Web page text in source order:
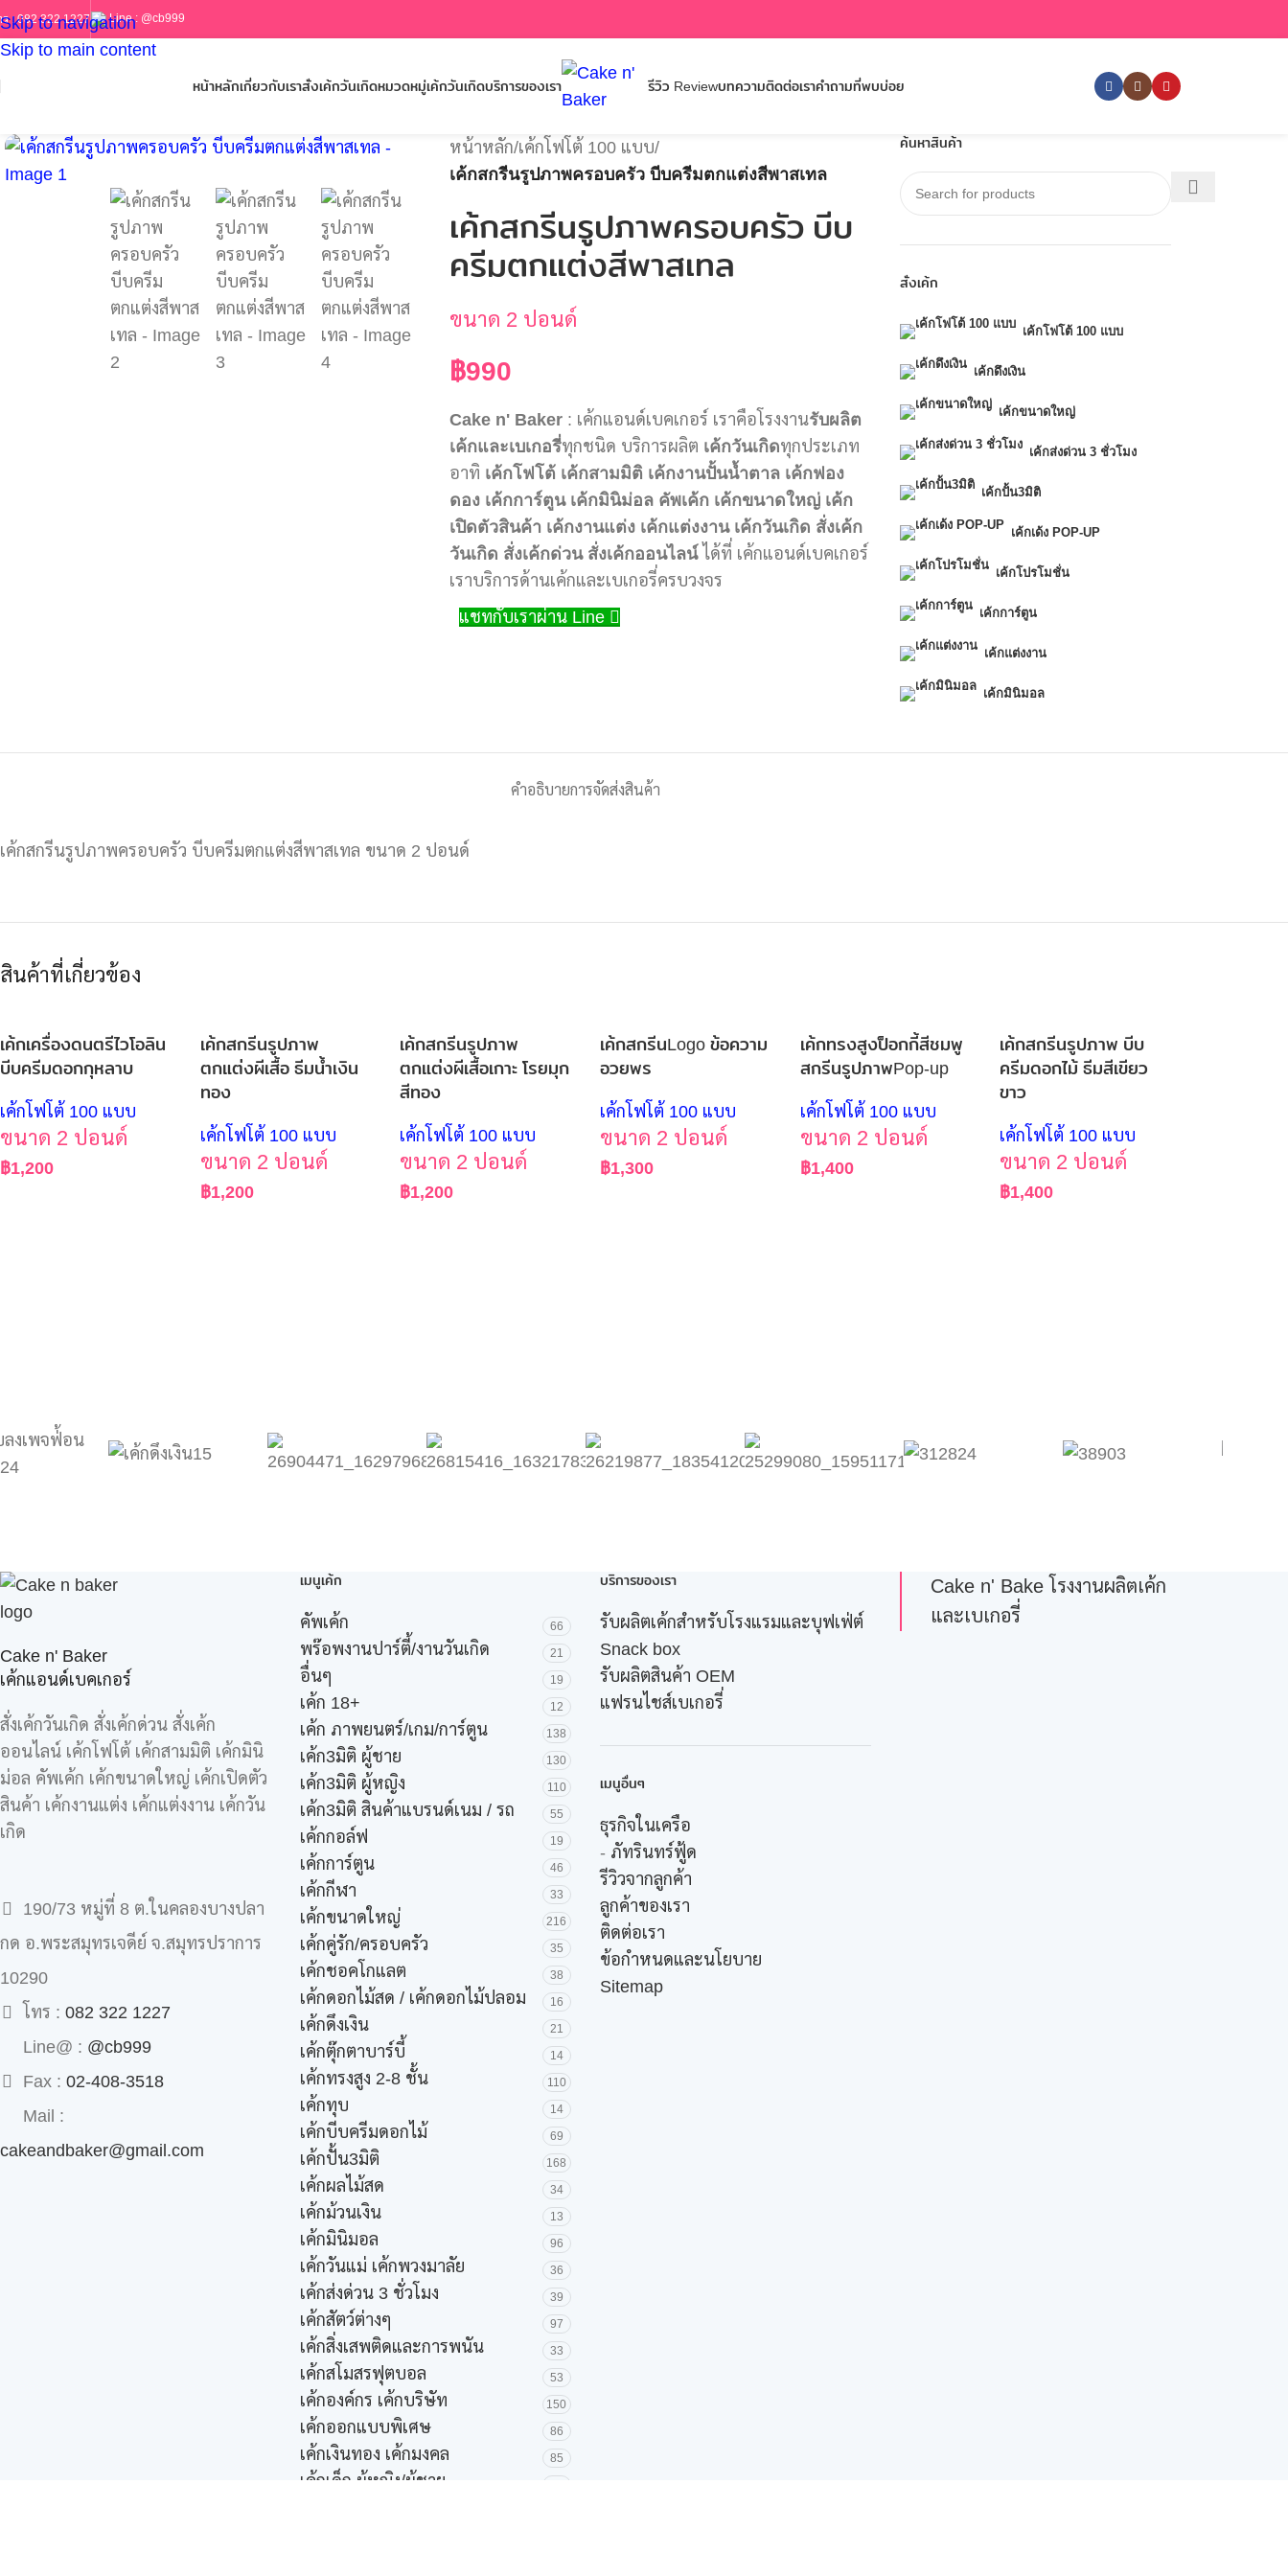
Skip to navigation
Skip to main content
ร : 082 322 1227 Line : @cb999
หน้าหลักเกี่ยวกับเราสั่งเค้กวันเกิดหมวดหมู่เค้กวันเกิดบริการของเรา รีวิว Reviewบทความติดต่อเราคำถามที่พบบ่อย
หน้าหลัก/เค้กโฟโต้ 100 แบบ/
เค้กสกรีนรูปภาพครอบครัว บีบครีมตกแต่งสีพาสเทล
เค้กสกรีนรูปภาพครอบครัว บีบ
ครีมตกแต่งสีพาสเทล
ขนาด 2 ปอนด์
฿990
Cake n' Baker : เค้กแอนด์เบคเกอร์ เราคือโรงงานรับผลิต
เค้กและเบเกอรี่ทุกชนิด บริการผลิต เค้กวันเกิดทุกประเภท
อาทิ เค้กโฟโต้ เค้กสามมิติ เค้กงานปั้นน้ำตาล เค้กฟอง
ดอง เค้กการ์ตูน เค้กมินิม่อล คัพเค้ก เค้กขนาดใหญ่ เค้ก
เปิดตัวสินค้า เค้กงานแต่ง เค้กแต่งงาน เค้กวันเกิด สั่งเค้ก
วันเกิด สั่งเค้กด่วน สั่งเค้กออนไลน์ได้ที่ เค้กแอนด์เบคเกอร์
เราบริการด้านเค้กและเบเกอรี่ครบวงจร
แชทกับเราผ่าน Line
ค้นหาสินค้า
สั่งเค้ก
เค้กโฟโต้ 100 แบบ
เค้กดึงเงิน
เค้กขนาดใหญ่
เค้กส่งด่วน 3 ชั่วโมง
เค้กปั้น3มิติ
เค้กเด้ง POP-UP
เค้กโปรโมชั่น
เค้กการ์ตูน
เค้กแต่งงาน
เค้กมินิมอล
คำอธิบายการจัดส่งสินค้า
เค้กสกรีนรูปภาพครอบครัว บีบครีมตกแต่งสีพาสเทล ขนาด 2 ปอนด์
สินค้าที่เกี่ยวข้อง
เค้กเครื่องดนตรีไวโอลิน
บีบครีมดอกกุหลาบ
เค้กโฟโต้ 100 แบบ
ขนาด 2 ปอนด์
฿1,200
เค้กสกรีนรูปภาพ
ตกแต่งผีเสื้อ ธีมน้ำเงิน
ทอง
เค้กโฟโต้ 100 แบบ
ขนาด 2 ปอนด์
฿1,200
เค้กสกรีนรูปภาพ
ตกแต่งผีเสื้อเกาะ โรยมุก
สีทอง
เค้กโฟโต้ 100 แบบ
ขนาด 2 ปอนด์
฿1,200
เค้กสกรีนLogo ข้อความ
อวยพร
เค้กโฟโต้ 100 แบบ
ขนาด 2 ปอนด์
฿1,300
เค้กทรงสูงป็อกกี้สีชมพู
สกรีนรูปภาพPop-up
เค้กโฟโต้ 100 แบบ
ขนาด 2 ปอนด์
฿1,400
เค้กสกรีนรูปภาพ บีบ
ครีมดอกไม้ ธีมสีเขียว
ขาว
เค้กโฟโต้ 100 แบบ
ขนาด 2 ปอนด์
฿1,400
Cake n' Baker
เค้กแอนด์เบคเกอร์
สั่งเค้กวันเกิด สั่งเค้กด่วน สั่งเค้ก
ออนไลน์ เค้กโฟโต้ เค้กสามมิติ เค้กมินิ
ม่อล คัพเค้ก เค้กขนาดใหญ่ เค้กเปิดตัว
สินค้า เค้กงานแต่ง เค้กแต่งงาน เค้กวัน
เกิด
190/73 หมู่ที่ 8 ต.ในคลองบางปลา
กด อ.พระสมุทรเจดีย์ จ.สมุทรปราการ
10290
โทร : 082 322 1227
Line@ : @cb999
Fax : 02-408-3518
Mail :
cakeandbaker@gmail.com
เมนูเค้ก
คัพเค้ก 66
พร๊อพงานปาร์ตี้/งานวันเกิด 21
อื่นๆ 19
เค้ก 18+ 12
เค้ก ภาพยนตร์/เกม/การ์ตูน 138
เค้ก3มิติ ผู้ชาย 130
เค้ก3มิติ ผู้หญิง 110
เค้ก3มิติ สินค้าแบรนด์เนม / รถ 55
เค้กกอล์ฟ 19
เค้กการ์ตูน 46
เค้กกีฬา 33
เค้กขนาดใหญ่ 216
เค้กคู่รัก/ครอบครัว 35
เค้กชอคโกแลต 38
เค้กดอกไม้สด / เค้กดอกไม้ปลอม 16
เค้กดึงเงิน 21
เค้กตุ๊กตาบาร์บี้ 14
เค้กทรงสูง 2-8 ชั้น 110
เค้กทุบ 14
เค้กบีบครีมดอกไม้ 69
เค้กปั้น3มิติ 168
เค้กผลไม้สด 34
เค้กม้วนเงิน 13
เค้กมินิมอล 96
เค้กวันแม่ เค้กพวงมาลัย 36
เค้กส่งด่วน 3 ชั่วโมง 39
เค้กสัตว์ต่างๆ 97
เค้กสิ่งเสพติดและการพนัน 33
เค้กสโมสรฟุตบอล 53
เค้กองค์กร เค้กบริษัท 150
เค้กออกแบบพิเศษ 86
เค้กเงินทอง เค้กมงคล 85
เค้กเด็ก ผู้หญิง/ผู้ชาย
บริการของเรา
รับผลิตเค้กสำหรับโรงแรมและบุฟเฟ่ต์
Snack box
รับผลิตสินค้า OEM
แฟรนไชส์เบเกอรี่
เมนูอื่นๆ
ธุรกิจในเครือ
- ภัทรินทร์ฟู้ด
รีวิวจากลูกค้า
ลูกค้าของเรา
ติดต่อเรา
ข้อกำหนดและนโยบาย
Sitemap
Cake n' Bake โรงงานผลิตเค้ก
และเบเกอรี่